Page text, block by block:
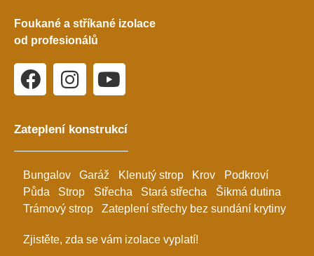
Foukané a stříkané izolace
od profesionálů
Zateplení konstrukcí
Bungalov Garáž Klenutý strop Krov
Podkroví
Půda
Strop Střecha Stará střecha
Šikmá dutina
Trámový strop
Zateplení střechy bez sundání krytiny
Zjistěte, zda se vám izolace vyplatí!